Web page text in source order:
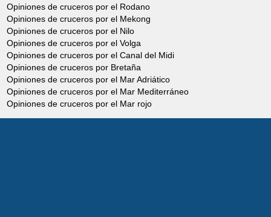
Opiniones de cruceros por el Rodano
Opiniones de cruceros por el Mekong
Opiniones de cruceros por el Nilo
Opiniones de cruceros por el Volga
Opiniones de cruceros por el Canal del Midi
Opiniones de cruceros por Bretaña
Opiniones de cruceros por el Mar Adriático
Opiniones de cruceros por el Mar Mediterráneo
Opiniones de cruceros por el Mar rojo